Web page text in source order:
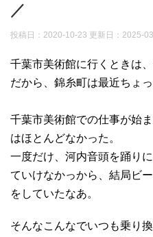
／
投稿日：2020-10-23 更新日： 2025-
千葉市美術館に行くときは
だから、錦糸町は最近ちょ
千葉市美術館での仕事が始
はほとんどなかった。
一度だけ、河内音頭を踊り
ていけなかっから、結局ビ
をしていたなあ。
そんなこんなでいつも乗り